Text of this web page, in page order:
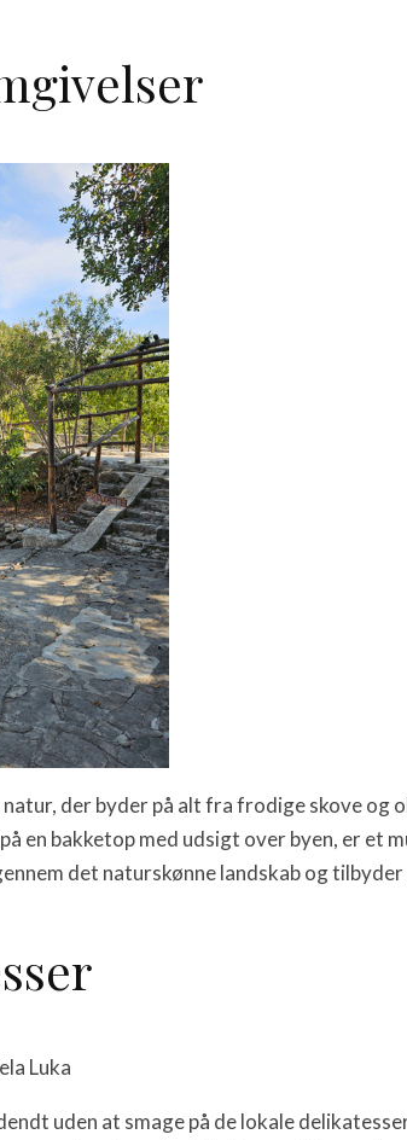
der byder på alt fra frodige skove
en bakketop med udsigt over byen, er
det naturskønne landskab og
uden at smage på de lokale